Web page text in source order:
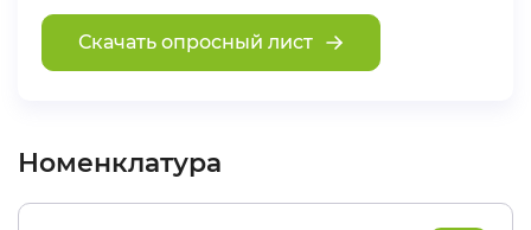
Скачать опросный лист
Номенклатура